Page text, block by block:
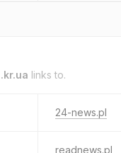
links to.
24-news.pl
readnews.pl